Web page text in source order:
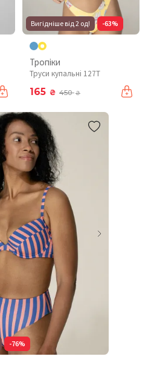
Вигідніше від 2 од! -63%
Тропіки
Труси купальні 127T
165 ₴ 450₴
-76%